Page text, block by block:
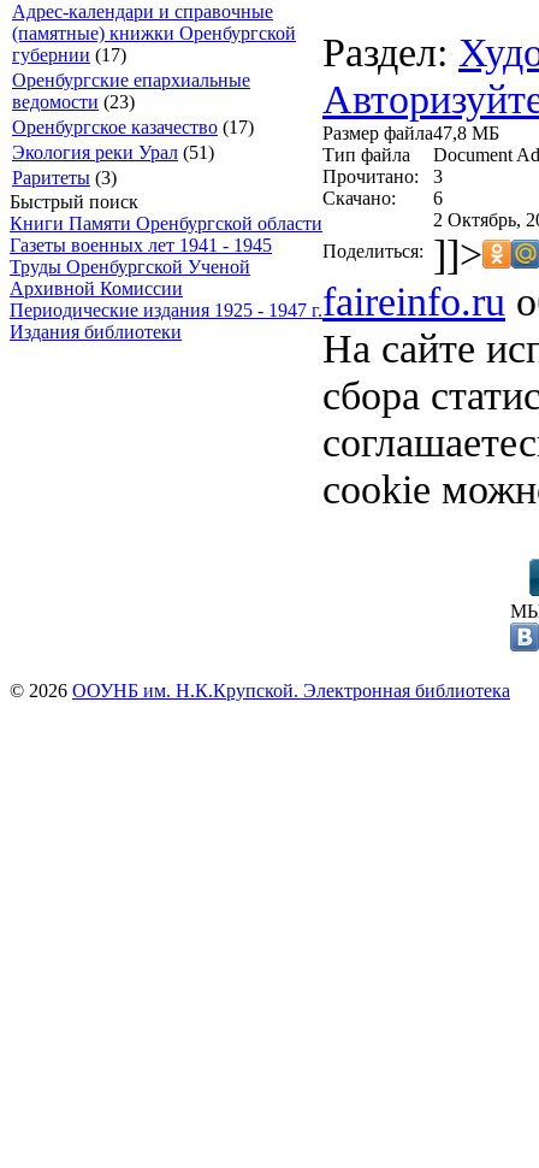
Адрес-календари и справочные
(памятные) книжки Оренбургской
губернии (17)
Оренбургские епархиальные
ведомости (23)
Оренбургское казачество (17)
Экология реки Урал (51)
Раритеты (3)
Быстрый поиск
Книги Памяти Оренбургской области
Газеты военных лет 1941 - 1945
Труды Оренбургской Ученой
Архивной Комиссии
Периодические издания 1925 - 1947 г.
Издания библиотеки
Раздел:
Размер файла47,8 МБ
Тип файла
Document
Прочитано:
3
Скачано:
6
2 Октябрь,
Поделиться: ]]>
faireinfo.ru
На сайте
сбора
cookie
© 2026 ООУНБ им. Н.К.Крупской. Электронная библиотека